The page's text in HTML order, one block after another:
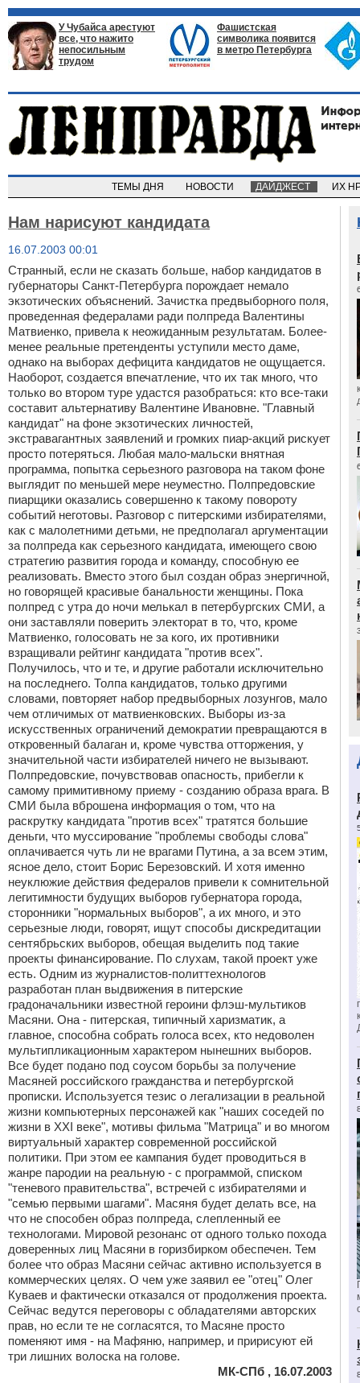
У Чубайса арестуют
все, что нажито
непосильным
трудом
Фашистская
символика появится
в метро Петербурга
ТЕМЫ ДНЯ НОВОСТИ ДАЙДЖЕСТ ИХ
Нам нарисуют кандидата
16.07.2003 00:01
Странный, если не сказать больше, набор кандидатов в
губернаторы Санкт-Петербурга порождает немало
экзотических объяснений. Зачистка предвыборного поля,
проведенная федералами ради полпреда Валентины
Матвиенко, привела к неожиданным результатам. Более-
менее реальные претенденты уступили место даме,
однако на выборах дефицита кандидатов не ощущается.
Наоборот, создается впечатление, что их так много, что
только во втором туре удастся разобраться: кто все-таки
составит альтернативу Валентине Ивановне. "Главный
кандидат" на фоне экзотических личностей,
экстравагантных заявлений и громких пиар-акций рискует
просто потеряться. Любая мало-мальски внятная
программа, попытка серьезного разговора на таком фоне
выглядит по меньшей мере неуместно. Полпредовские
пиарщики оказались совершенно к такому повороту
событий неготовы. Разговор с питерскими избирателями,
как с малолетними детьми, не предполагал аргументации
за полпреда как серьезного кандидата, имеющего свою
стратегию развития города и команду, способную ее
реализовать. Вместо этого был создан образ энергичной,
но говорящей красивые банальности женщины. Пока
полпред с утра до ночи мелькал в петербургских СМИ, а
они заставляли поверить электорат в то, что, кроме
Матвиенко, голосовать не за кого, их противники
взращивали рейтинг кандидата "против всех".
Получилось, что и те, и другие работали исключительно
на последнего. Толпа кандидатов, только другими
словами, повторяет набор предвыборных лозунгов, мало
чем отличимых от матвиенковских. Выборы из-за
искусственных ограничений демократии превращаются в
откровенный балаган и, кроме чувства отторжения, у
значительной части избирателей ничего не вызывают.
Полпредовские, почувствовав опасность, прибегли к
самому примитивному приему - созданию образа врага. В
СМИ была вброшена информация о том, что на
раскрутку кандидата "против всех" тратятся большие
деньги, что муссирование "проблемы свободы слова"
оплачивается чуть ли не врагами Путина, а за всем этим,
ясное дело, стоит Борис Березовский. И хотя именно
неуклюжие действия федералов привели к сомнительной
легитимности будущих выборов губернатора города,
сторонники "нормальных выборов", а их много, и это
серьезные люди, говорят, ищут способы дискредитации
сентябрьских выборов, обещая выделить под такие
проекты финансирование. По слухам, такой проект уже
есть. Одним из журналистов-политтехнологов
разработан план выдвижения в питерские
градоначальники известной героини флэш-мультиков
Масяни. Она - питерская, типичный харизматик, а
главное, способна собрать голоса всех, кто недоволен
мультипликационным характером нынешних выборов.
Все будет подано под соусом борьбы за получение
Масяней российского гражданства и петербургской
прописки. Используется тезис о легализации в реальной
жизни компьютерных персонажей как "наших соседей по
жизни в XXI веке", мотивы фильма "Матрица" и во многом
виртуальный характер современной российской
политики. При этом ее кампания будет проводиться в
жанре пародии на реальную - с программой, списком
"теневого правительства", встречей с избирателями и
"семью первыми шагами". Масяня будет делать все, на
что не способен образ полпреда, слепленный ее
технологами. Мировой резонанс от одного только похода
доверенных лиц Масяни в горизбирком обеспечен. Тем
более что образ Масяни сейчас активно используется в
коммерческих целях. О чем уже заявил ее "отец" Олег
Куваев и фактически отказался от продолжения проекта.
Сейчас ведутся переговоры с обладателями авторских
прав, но если те не согласятся, то Масяне просто
поменяют имя - на Мафяню, например, и пририсуют ей
три лишних волоска на голове.
МК-СПб , 16.07.2003